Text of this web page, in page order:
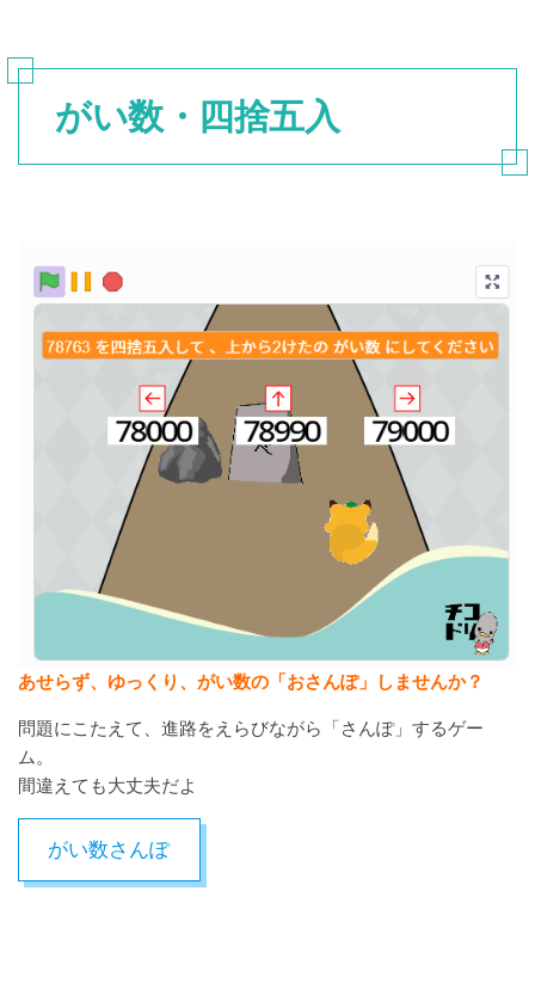
がい数・四捨五入
あせらず、ゆっくり、がい数の「おさんぽ」しませんか？
問題にこたえて、進路をえらびながら「さんぽ」するゲー
ム。
間違えても大丈夫だよ
がい数さんぽ